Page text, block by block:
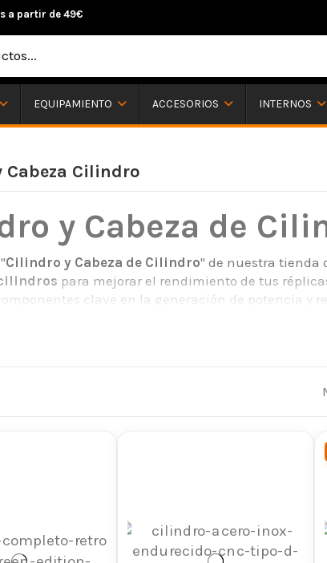
a partir de 49€
EQUIPAMIENTO ACCESORIOS INTERNOS
Cilindro
y Cabeza de
Cilindro y Cabeza de Cilindro" de nuestra tienda
para mejorar el rendimiento de tus
clave en la generación de potencia y
una amplia variedad de opciones, desde
cabezas de cilindro con juntas tóricas de alta
ofrecemoskitsque incluyen tanto elcilindro
nuestra categoría "Cilindro y Cabeza de Cilindro"